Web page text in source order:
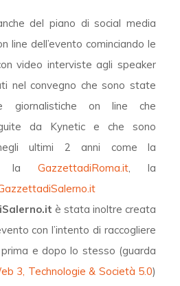
del piano di social media
line dell’evento cominciando le
video interviste agli speaker
nel convegno che sono state
giornalistiche on line che
da Kynetic e che sono
ultimi 2 anni come la
GazzettadiRoma.it, la
è stata inoltre creata
con l’intento di raccogliere
e dopo lo stesso (guarda
3, Technologie & Società 5.0)